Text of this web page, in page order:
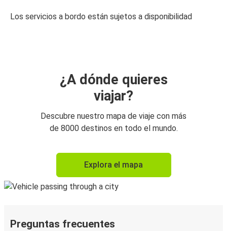
Los servicios a bordo están sujetos a disponibilidad
¿A dónde quieres
viajar?
Descubre nuestro mapa de viaje con más
de 8000 destinos en todo el mundo.
Explora el mapa
Preguntas frecuentes